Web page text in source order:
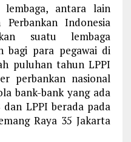
lembaga, antara lain
Perbankan Indonesia
suatu lembaga
bagi para pegawai di
puluhan tahun LPPI
perbankan nasional
bank-bank yang ada
dan LPPI berada pada
Raya 35 Jakarta